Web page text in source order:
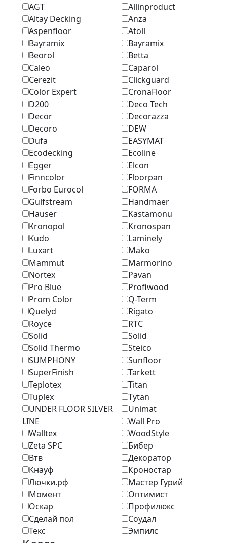
AGT
Allinproduct
Altay Decking
Anza
Aspenfloor
Atoll
Bayramix
Bayramix
Beorol
Betta
Caleo
Caparol
Cerezit
Clickguard
Color Expert
CronaFloor
D200
Deco Tech
Decor
Decorazza
Decoro
DEW
Dufa
EASYMAT
Ecodecking
Ecoline
Egger
Elcon
Finncolor
Floorpan
Forbo Eurocol
FORMA
Gulfstream
Handmaer
Hauser
Kastamonu
Kronopol
Kronospan
Kudo
Laminely
Luxart
Mako
Mammut
Marmоrino
Nortex
Pavan
Pro Blue
Profiwood
Prom Color
Q-Term
Quelyd
Rigato
Royce
RTC
Solid
Solid
Solid Thermo
Steico
SUMPHONY
Sunfloor
SuperFinish
Tarkett
Teplotex
Titan
Tuplex
Tytan
UNDER FLOOR SILVER
LINE
Unimat
Wall Pro
Walltex
WoodStyle
Zeta SPC
Бибер
Втв
Декоратор
Кнауф
Кроностар
Лючки.рф
Мастер Гурий
Момент
Оптимист
Оскар
Профилюкс
Сделай пол
Соудал
Текс
Эмпилс